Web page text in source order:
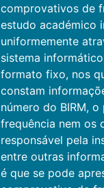
comprovativos de
estudo académico
uniformemente
sistema
formato fixo, nos
constam
número do BIRM,
frequência nem os
responsável pela
entre outras
é que se pode